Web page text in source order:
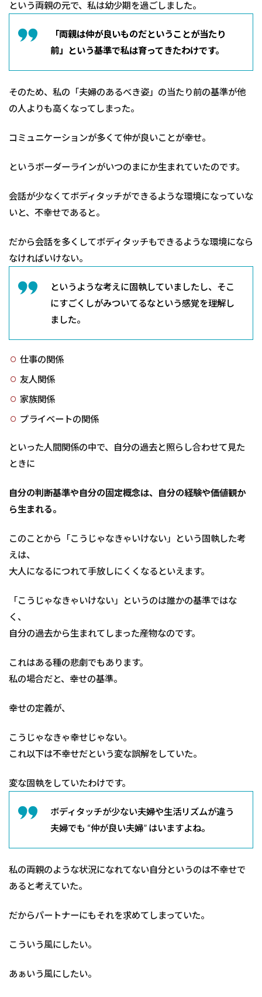
という両親の元で、私は幼少期を過ごしました。
「両親は仲が良いものだということが当たり
前」という基準で私は育ってきたわけです。
そのため、私の「夫婦のあるべき姿」の当たり前の基準が他
の人よりも高くなってしまった。
コミュニケーションが多くて仲が良いことが幸せ。
というボーダーラインがいつのまにか生まれていたのです。
会話が少なくてボディタッチができるような環境になっていな
いと、不幸せであると。
だから会話を多くしてボディタッチもできるような環境になら
なければいけない。
というような考えに固執していましたし、そこ
にすごくしがみついてるなという感覚を理解し
ました。
仕事の関係
友人関係
家族関係
プライベートの関係
といった人間関係の中で、自分の過去と照らし合わせて見た
ときに
自分の判断基準や自分の固定概念は、自分の経験や価値観か
ら生まれる。
このことから「こうじゃなきゃいけない」という固執した考
えは、
大人になるにつれて手放しにくくなるといえます。
「こうじゃなきゃいけない」というのは誰かの基準ではな
く、
自分の過去から生まれてしまった産物なのです。
これはある種の悲劇でもあります。
私の場合だと、幸せの基準。
幸せの定義が、
こうじゃなきゃ幸せじゃない。
これ以下は不幸せだという変な誤解をしていた。
変な固執をしていたわけです。
ボディタッチが少ない夫婦や生活リズムが違う
夫婦でも “仲が良い夫婦” はいますよね。
私の両親のような状況になれてない自分というのは不幸せで
あると考えていた。
だからパートナーにもそれを求めてしまっていた。
こういう風にしたい。
あぁいう風にしたい。